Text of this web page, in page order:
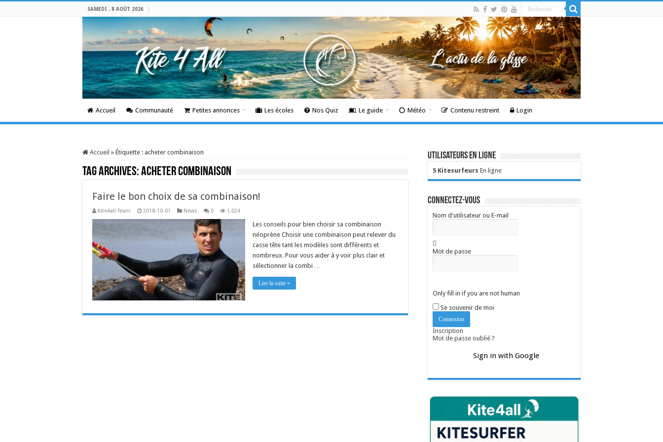
SAMEDI , 8 AOÛT 2026
Accueil Communauté Petites annonces Les écoles Nos Quiz Le guide Météo Contenu restreint Login
Accueil » Étiquette : acheter combinaison
Tag Archives:acheter combinaison
Faire le bon choix de sa combinaison!
Kite4all Team 2018-10-01 News 0 1,024
Les conseils pour bien choisir sa combinaison
néoprène Choisir une combinaison peut relever du
casse tête tant les modèles sont différents et
nombreux. Pour vous aider à y voir plus clair et
sélectionner la combi …
Lire la suite »
Utilisateurs en ligne
5 Kitesurfeurs En ligne
Connectez-vous
Nom d'utilisateur ou E-mail
Mot de passe
Only fill in if you are not human
Se souvenir de moi
Inscription
Mot de passe oublié ?
Sign in with Google